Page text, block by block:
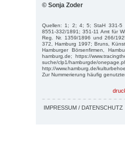
© Sonja Zoder
Quellen: 1; 2; 4; 5; StaH 331-5
8551-332/1891; 351-11 Amt für
Reg. Nr. 1359/1896 und 266/
372, Hamburg 1997; Bruns,
Hamburger Börsenfirmen,
hamburg.de; https://
suche/clp1/hamburgde/
http://www.hamburg.de/
Zur Nummerierung häufig
IMPRESSUM / DATENSCHUTZ